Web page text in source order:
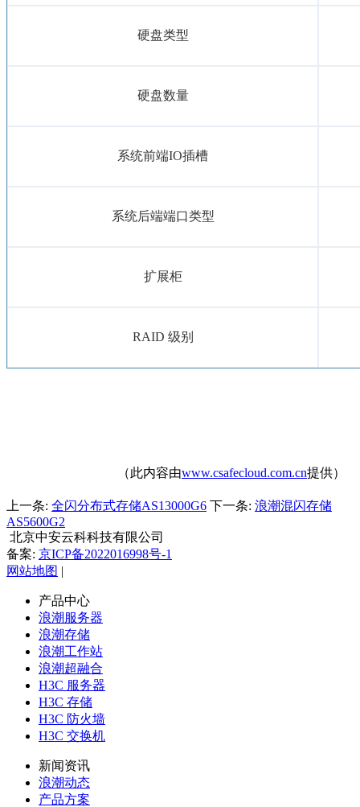
硬盘类型
硬盘数量
系统前端IO插槽
系统后端端口类型
扩展柜
RAID 级别
（此内容由www.csafecloud.com.cn提供）
上一条: 全闪分布式存储AS13000G6 下一条: 浪潮混闪存储
AS5600G2
北京中安云科科技有限公司
备案: 京ICP备2022016998号-1
网站地图 |
产品中心
浪潮服务器
浪潮存储
浪潮工作站
浪潮超融合
H3C 服务器
H3C 存储
H3C 防火墙
H3C 交换机
新闻资讯
浪潮动态
产品方案